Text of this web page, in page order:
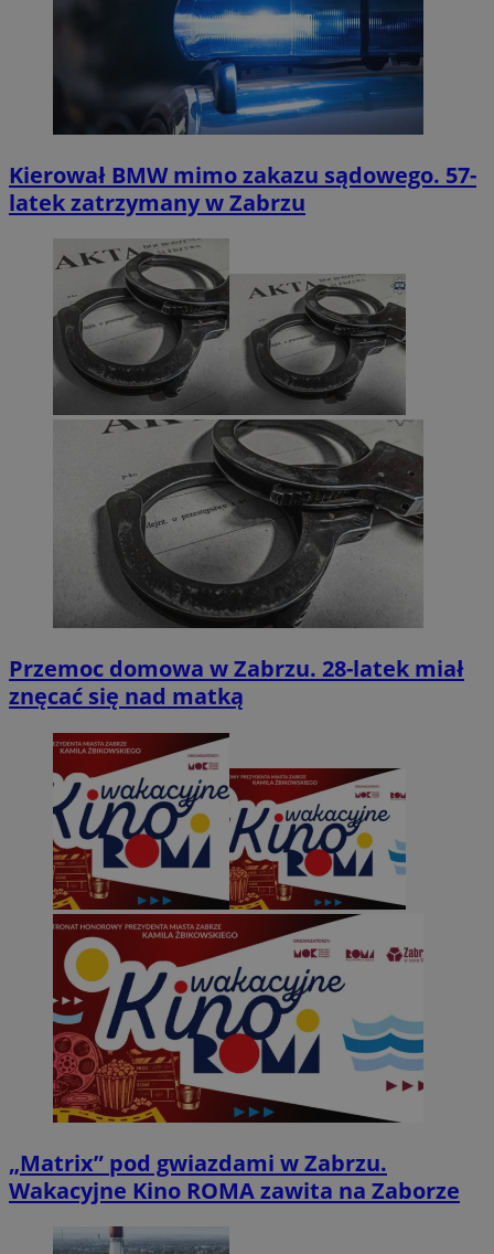
Kierował BMW mimo zakazu sądowego. 57-
latek zatrzymany w Zabrzu
Przemoc domowa w Zabrzu. 28-latek miał
znęcać się nad matką
„Matrix” pod gwiazdami w Zabrzu.
Wakacyjne Kino ROMA zawita na Zaborze